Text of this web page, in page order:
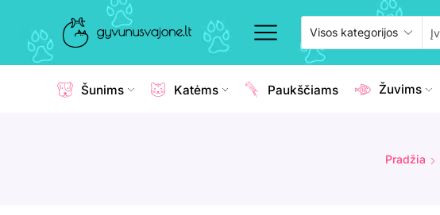
Šunims Katėms Paukščiams Žuvims
Pradžia